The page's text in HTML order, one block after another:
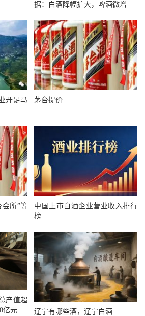
据：白酒降幅扩大，啤酒微增
开足马
茅台提价
所”等
中国上市白酒企业营业收入排行
榜
产值超
亿元
辽宁有哪些酒，辽宁白酒